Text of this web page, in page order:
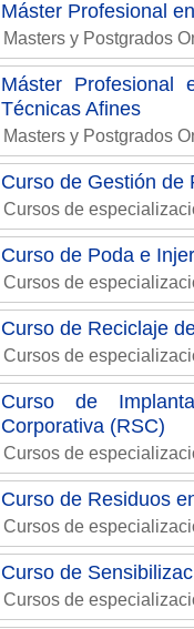
Máster Profesional
Masters y Postgrados
Máster Profesional
Técnicas Afines
Masters y Postgrados
Curso de Gestión de
Cursos de
Curso de Poda e
Cursos de
Curso de Reciclaje
Cursos de
Curso de
Corporativa (RSC)
Cursos de
Curso de Residuos
Cursos de
Curso de
Cursos de